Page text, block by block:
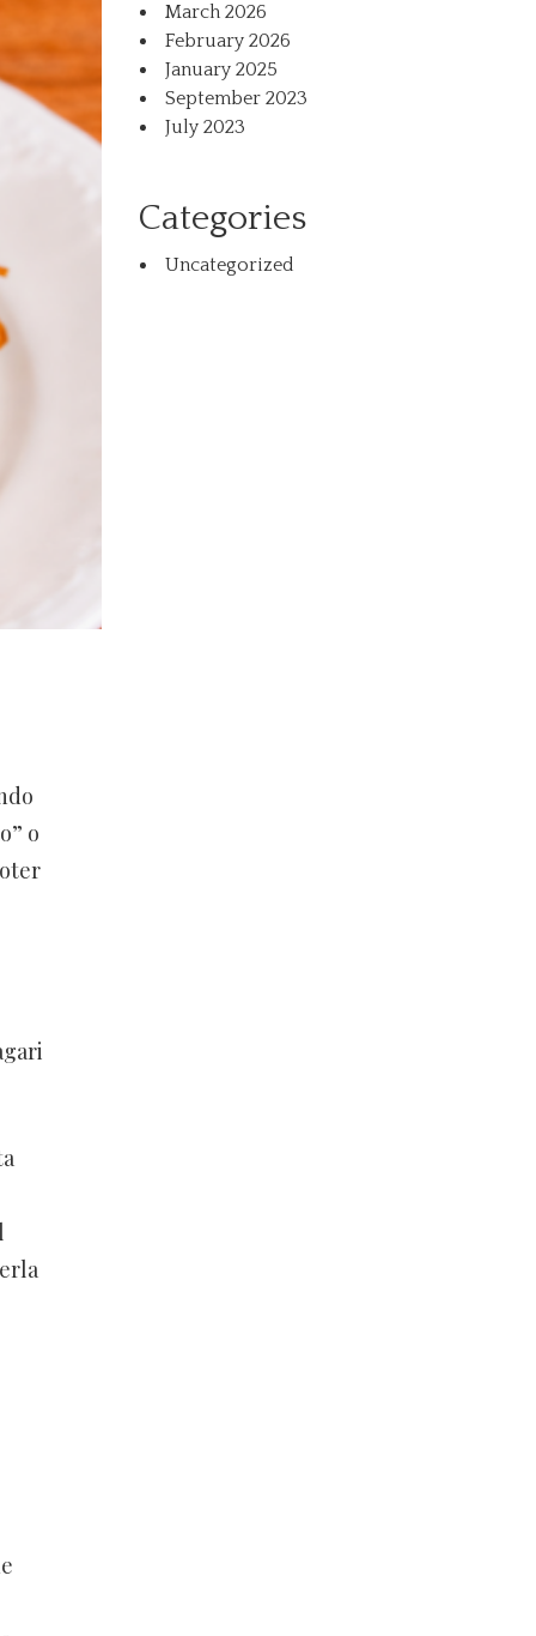
o
March 2026
February 2026
January 2025
September 2023
July 2023
Categories
Uncategorized